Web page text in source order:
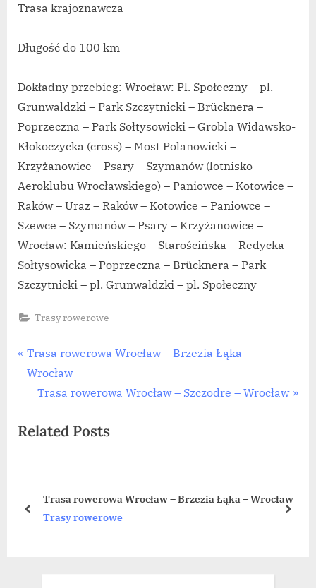
Trasa krajoznawcza
Długość do 100 km
Dokładny przebieg: Wrocław: Pl. Społeczny – pl.
Grunwaldzki – Park Szczytnicki – Brücknera –
Poprzeczna – Park Sołtysowicki – Grobla Widawsko-
Kłokoczycka (cross) – Most Polanowicki –
Krzyżanowice – Psary – Szymanów (lotnisko
Aeroklubu Wrocławskiego) – Paniowce – Kotowice –
Raków – Uraz – Raków – Kotowice – Paniowce –
Szewce – Szymanów – Psary – Krzyżanowice –
Wrocław: Kamieńskiego – Starościńska – Redycka –
Sołtysowicka – Poprzeczna – Brücknera – Park
Szczytnicki – pl. Grunwaldzki – pl. Społeczny
Trasy rowerowe
Nawigacja
wpisu
P
r
i
o
P
Trasa rowerowa Wrocław – Brzezia Łąka –
Wrocław
N
x
t
Trasa rowerowa Wrocław – Szczodre – Wrocław
Related Posts
Trasa rowerowa Wrocław – Brzezia Łąka – Wrocław
Trasy rowerowe
prev next